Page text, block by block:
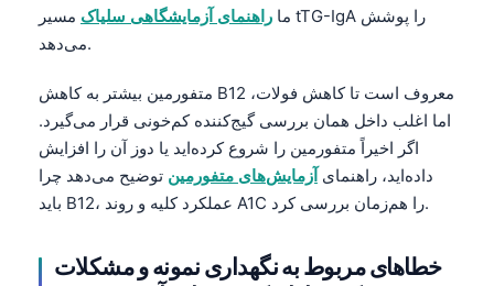
ما راهنمای آزمایشگاهی سلیاک مسیر tTG-IgA را پوشش
می‌دهد.
متفورمین بیشتر به کاهش B12 معروف است تا کاهش فولات،
اما اغلب داخل همان بررسی گیج‌کننده کم‌خونی قرار می‌گیرد.
اگر اخیراً متفورمین را شروع کرده‌اید یا دوز آن را افزایش
داده‌اید، راهنمایآزمایش‌های متفورمین توضیح می‌دهد چرا
باید B12، عملکرد کلیه و روند A1C را هم‌زمان بررسی کرد.
خطاهای مربوط به نگهداری نمونه و مشکلات
తెలుగు
ગુજરાતી
ಕನ್ನಡ
മലയാളം
Bahasa Melayu
Tiếng Việt
Tagalog